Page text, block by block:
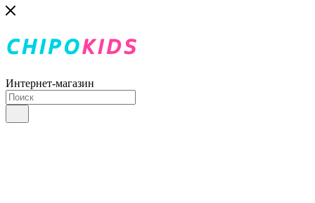
Интернет-магазин